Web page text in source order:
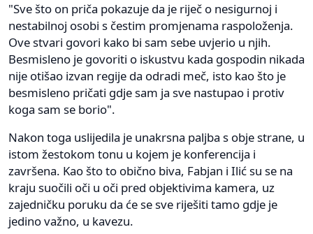
"Sve što on priča pokazuje da je riječ o nesigurnoj i
nestabilnoj osobi s čestim promjenama raspoloženja.
Ove stvari govori kako bi sam sebe uvjerio u njih.
Besmisleno je govoriti o iskustvu kada gospodin nikada
nije otišao izvan regije da odradi meč, isto kao što je
besmisleno pričati gdje sam ja sve nastupao i protiv
koga sam se borio".
Nakon toga uslijedila je unakrsna paljba s obje strane, u
istom žestokom tonu u kojem je konferencija i
završena. Kao što to obično biva, Fabjan i Ilić su se na
kraju suočili oči u oči pred objektivima kamera, uz
zajedničku poruku da će se sve riješiti tamo gdje je
jedino važno, u kavezu.